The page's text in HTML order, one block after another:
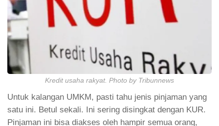
Kredit usaha rakyat. Photo by Tribunnews
Untuk kalangan UMKM, pasti tahu jenis pinjaman yang
satu ini. Betul sekali. Ini sering disingkat dengan KUR.
Pinjaman ini bisa diakses oleh hampir semua orang,